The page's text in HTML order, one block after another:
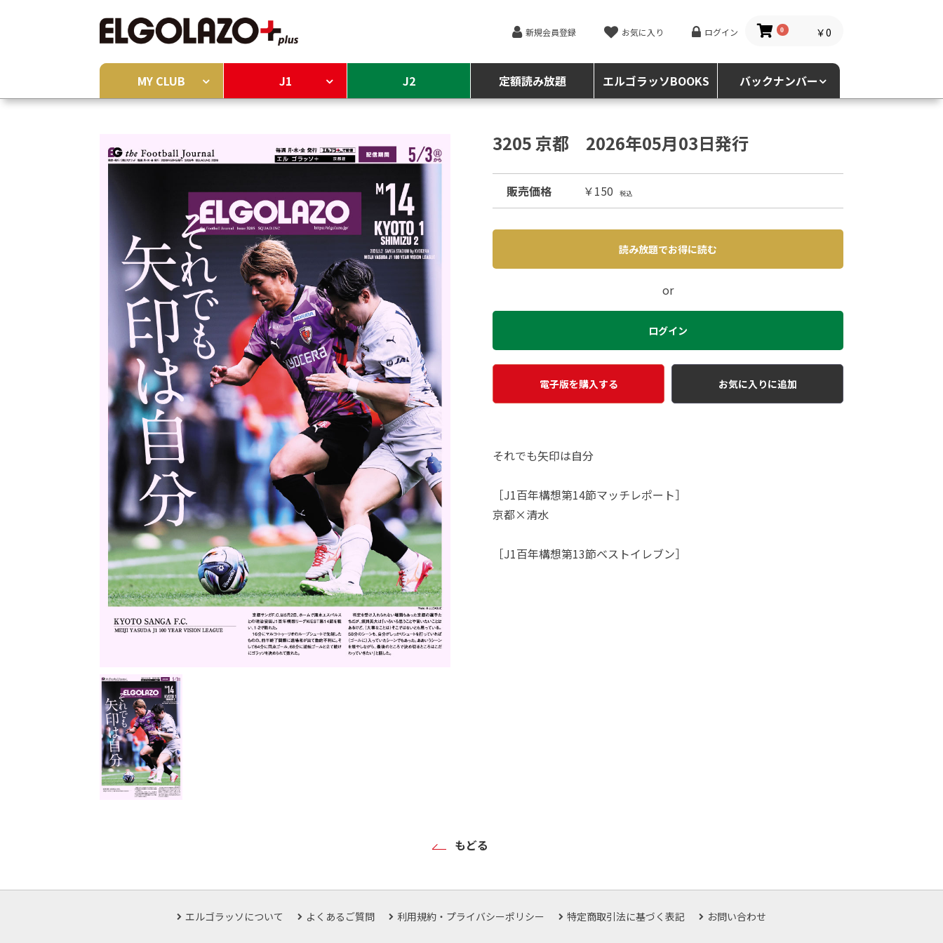
新規会員登録 お気に入り ログイン 0 ￥0
MY CLUB J1 J2 定額読み放題 エルゴラッソBOOKS バックナンバー
3205 京都 2026年05月03日発行
販売価格 ￥150 税込
読み放題でお得に読む
or
ログイン
電子版を購入する お気に入りに追加
それでも矢印は自分
［J1百年構想第14節マッチレポート］
京都×清水
［J1百年構想第13節ベストイレブン］
もどる
エルゴラッソについて よくあるご質問 利用規約・プライバシーポリシー 特定商取引法に基づく表記 お問い合わせ